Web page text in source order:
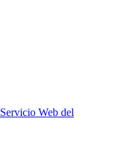
Servicio Web del